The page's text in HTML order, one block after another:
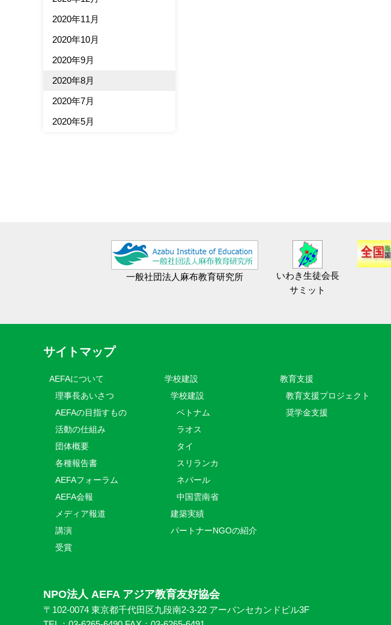
2020年11月
2020年10月
2020年9月
2020年8月
2020年7月
2020年5月
一般社団法人麻布教育研究所
いわき生徒会長
サミット
サイトマップ
AEFAについて
理事長あいさつ
AEFAの目指すもの
活動の仕組み
団体概要
各種報告書
AEFAフォーラム
AEFA会報
メディア報道
講演
受賞
学校建設
学校建設
ベトナム
ラオス
タイ
スリランカ
ネパール
中国雲南省
建築実績
パートナーNGOの紹介
教育⽀援
教育⽀援プロジェクト
奨学金支援
NPO法人 AEFA アジア教育友好協会
〒102-0074 東京都千代田区九段南2-3-22 アーバンセカンドビル3F